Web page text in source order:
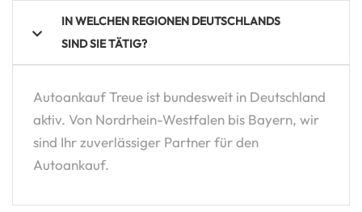
IN WELCHEN REGIONEN DEUTSCHLANDS
SIND SIE TÄTIG?
Autoankauf Treue ist bundesweit in Deutschland
aktiv. Von Nordrhein-Westfalen bis Bayern, wir
sind Ihr zuverlässiger Partner für den
Autoankauf.